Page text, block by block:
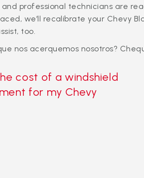
and professional technicians are
we’ll recalibrate your Chevy
too.
nos acerquemos nosotros?
cost of a windshield
for my Chevy